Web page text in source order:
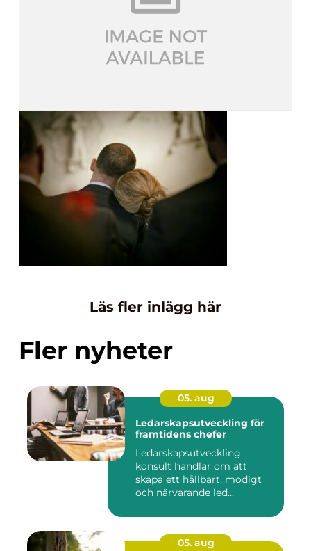
Läs fler inlägg här
Fler nyheter
05. aug
Ledarskapsutveckling för
framtidens chefer
Ledarskapsutveckling
konsult handlar om att
skapa ett hållbart, modigt
och närvarande led...
05. aug